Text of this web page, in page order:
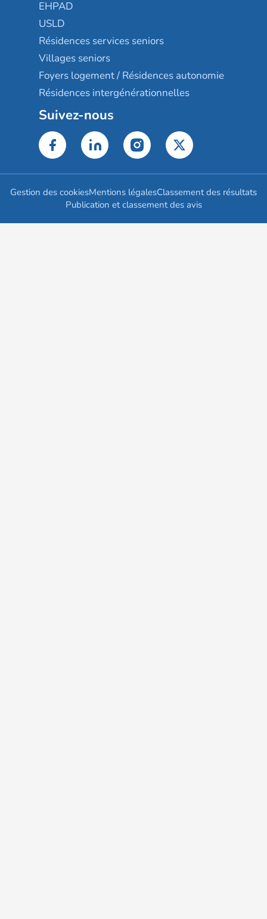
EHPAD
USLD
Résidences services seniors
Villages seniors
Foyers logement / Résidences autonomie
Résidences intergénérationnelles
Suivez-nous
Gestion des cookiesMentions légalesClassement des résultats
Publication et classement des avis